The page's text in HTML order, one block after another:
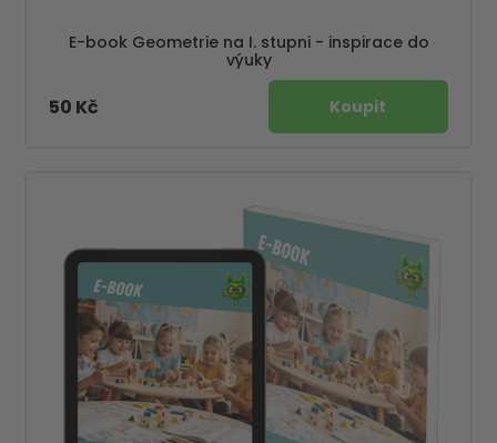
E-book Geometrie na I. stupni - inspirace do
výuky
50 Kč